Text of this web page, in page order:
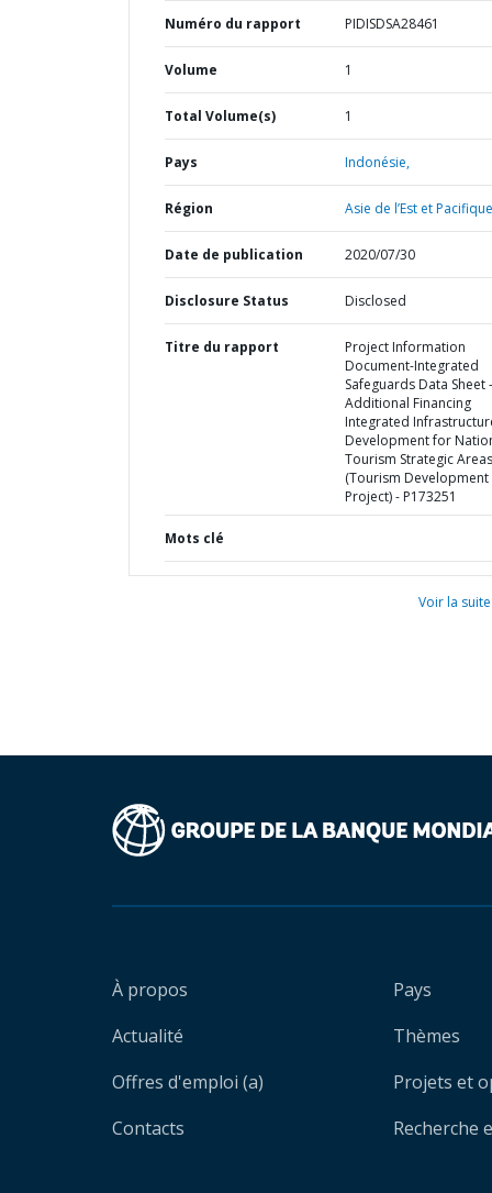
Numéro du rapport PIDISDSA28461
Volume 1
Total Volume(s) 1
Pays Indonésie,
Région Asie de l’Est et
Date de publication 2020/07/30
Disclosure Status Disclosed
Titre du rapport
Project Information
Document-Integrated
Safeguards Data Sheet -
Additional Financing
Integrated
Development for
Tourism Strategic Areas
(Tourism Development
Project) - P173251
Mots clé
Voir la suite
À propos
Actualité
Offres d'emploi (a)
Contacts
Pays
Thèmes
Projets et
Recherche